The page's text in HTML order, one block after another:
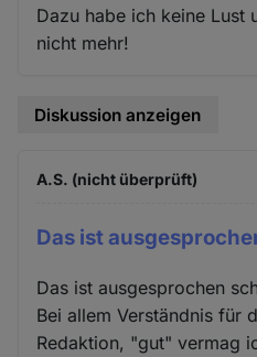
Dazu habe ich keine Lust
nicht mehr!
Diskussion anzeigen
A.S. (nicht überprüft)
Das ist
Das ist ausgesprochen
Bei allem Verständnis für
Redaktion, "gut" vermag